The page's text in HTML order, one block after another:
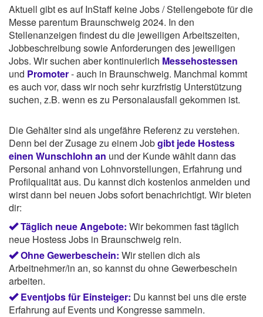
Aktuell gibt es auf InStaff keine Jobs / Stellengebote für die
Messe parentum Braunschweig 2024. In den
Stellenanzeigen findest du die jeweiligen Arbeitszeiten,
Jobbeschreibung sowie Anforderungen des jeweiligen
Jobs. Wir suchen aber kontinuierlich Messehostessen
und Promoter- auch in Braunschweig. Manchmal kommt
es auch vor, dass wir noch sehr kurzfristig Unterstützung
suchen, z.B. wenn es zu Personalausfall gekommen ist.
Die Gehälter sind als ungefähre Referenz zu verstehen.
Denn bei der Zusage zu einem Jobgibt jede Hostess
einen Wunschlohn an und der Kunde wählt dann das
Personal anhand von Lohnvorstellungen, Erfahrung und
Profilqualität aus. Du kannst dich kostenlos anmelden und
wirst dann bei neuen Jobs sofort benachrichtigt. Wir bieten
dir:
Täglich neue Angebote: Wir bekommen fast täglich
neue Hostess Jobs in Braunschweig rein.
Ohne Gewerbeschein: Wir stellen dich als
Arbeitnehmer/in an, so kannst du ohne Gewerbeschein
arbeiten.
Eventjobs für Einsteiger: Du kannst bei uns die erste
Erfahrung auf Events und Kongresse sammeln.